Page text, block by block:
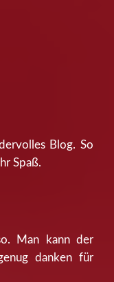
Blog. So
Spaß.
Man kann der
danken für